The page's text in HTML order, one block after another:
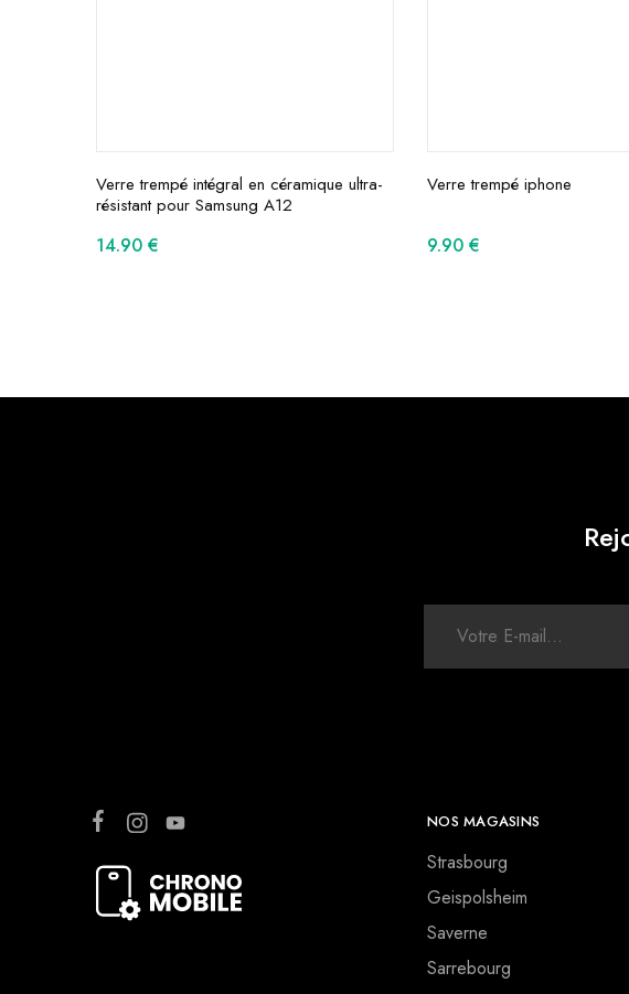
Verre trempé intégral en céramique ultra-
résistant pour Samsung A12
14.90 €
Verre trempé iphone
9.90 €
NOS MAGASINS
Strasbourg
Geispolsheim
Saverne
Sarrebourg